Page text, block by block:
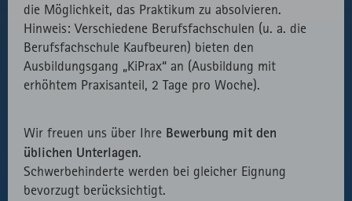
die Möglichkeit, das Praktikum zu absolvieren.
Hinweis: Verschiedene Berufsfachschulen (u. a. die
Berufsfachschule Kaufbeuren) bieten den
Ausbildungsgang „KiPrax“ an (Ausbildung mit
erhöhtem Praxisanteil, 2 Tage pro Woche).
Wir freuen uns über Ihre Bewerbung mit den
üblichen Unterlagen.
Schwerbehinderte werden bei gleicher Eignung
bevorzugt berücksichtigt.